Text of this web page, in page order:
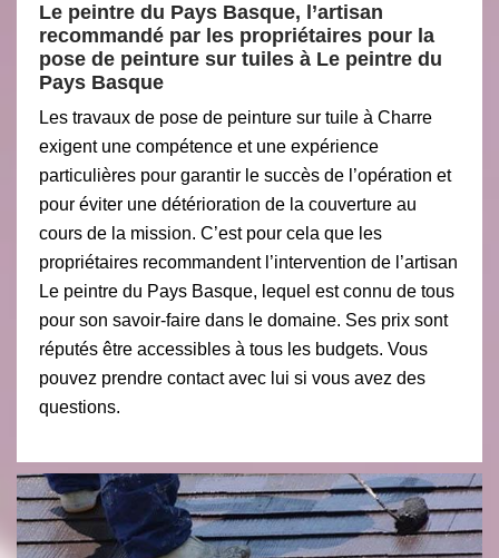
Le peintre du Pays Basque, l’artisan
recommandé par les propriétaires pour la
pose de peinture sur tuiles à Le peintre du
Pays Basque
Les travaux de pose de peinture sur tuile à Charre
exigent une compétence et une expérience
particulières pour garantir le succès de l’opération et
pour éviter une détérioration de la couverture au
cours de la mission. C’est pour cela que les
propriétaires recommandent l’intervention de l’artisan
Le peintre du Pays Basque, lequel est connu de tous
pour son savoir-faire dans le domaine. Ses prix sont
réputés être accessibles à tous les budgets. Vous
pouvez prendre contact avec lui si vous avez des
questions.